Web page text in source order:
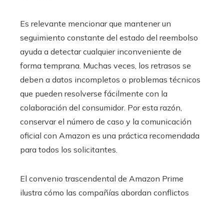
Es relevante mencionar que mantener un
seguimiento constante del estado del reembolso
ayuda a detectar cualquier inconveniente de
forma temprana. Muchas veces, los retrasos se
deben a datos incompletos o problemas técnicos
que pueden resolverse fácilmente con la
colaboración del consumidor. Por esta razón,
conservar el número de caso y la comunicación
oficial con Amazon es una práctica recomendada
para todos los solicitantes.
El convenio trascendental de Amazon Prime
ilustra cómo las compañías abordan conflictos